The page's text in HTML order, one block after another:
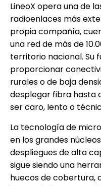
LineoX opera una de
radioenlaces más
propia compañía,
una red de más de
territorio nacional. Su
proporcionar
rurales o de baja
desplegar fibra hasta
ser caro, lento o
La tecnología de
en los grandes
despliegues de alta
sigue siendo una
huecos de cobertura,